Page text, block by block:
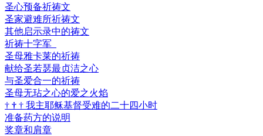
圣心预备祈祷文
圣家避难所祈祷文
其他启示录中的祷文
祈祷十字军
圣母雅卡莱的祈祷
献给圣若瑟最贞洁之心
与圣爱合一的祈祷
圣母无玷之心的爱之火焰
† † † 我主耶稣基督受难的二十四小时
准备药方的说明
奖章和肩章